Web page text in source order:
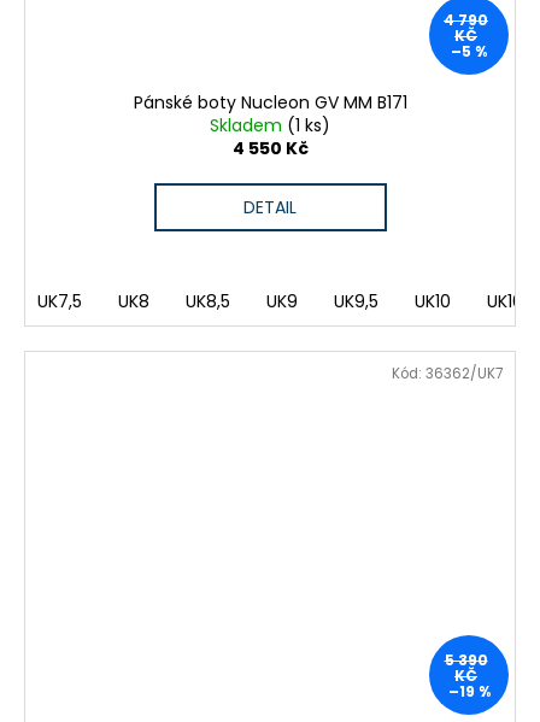
4 790
KČ
–5 %
Pánské boty Nucleon GV MM B171
Skladem (1 ks)
4 550 Kč
DETAIL
UK7,5 UK8 UK8,5 UK9 UK9,5 UK10 UK10,5
5 390
KČ
–19 %
Kód: 36362/UK7